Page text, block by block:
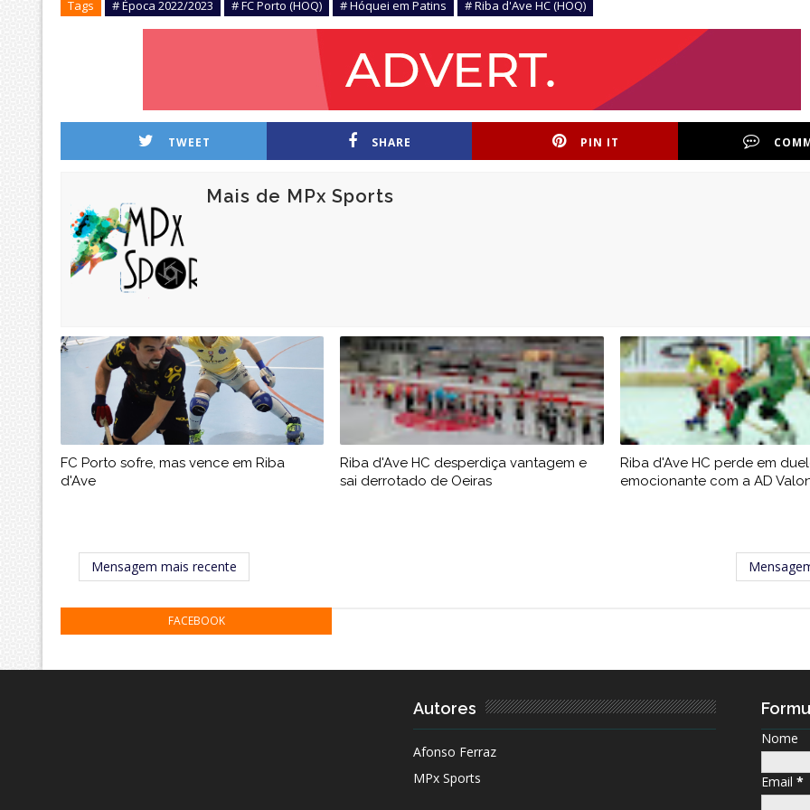
Tags # Época 2022/2023 # FC Porto (HOQ) # Hóquei em Patins # Riba d'Ave HC (HOQ)
TWEET SHARE PIN IT
Mais de MPx Sports
FC Porto sofre, mas vence em Riba
d'Ave
Riba d'Ave HC desperdiça vantagem e
sai derrotado de Oeiras
Riba d'Ave HC perde em
emocionante com a AD
Mensagem mais recente
FACEBOOK
Autores
Afonso Ferraz
MPx Sports
Nome
Email *